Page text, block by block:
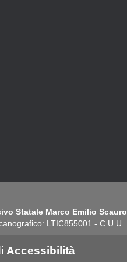
Statale Marco Emilio
LTIC855001 - C.U.U.
Accessibilità